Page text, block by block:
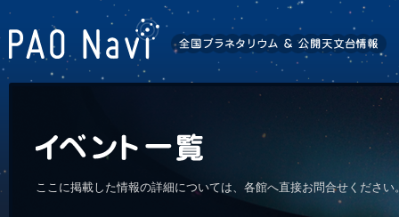
ここに掲載した情報の詳細については、各館へ直接お問合せくださ